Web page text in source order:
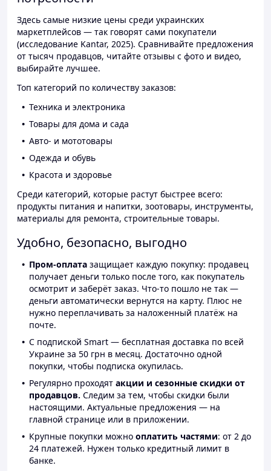
Здесь самые низкие цены среди украинских
маркетплейсов — так говорят сами покупатели
(исследование Kantar, 2025). Сравнивайте предложения
от тысяч продавцов, читайте отзывы с фото и видео,
выбирайте лучшее.
Топ категорий по количеству заказов:
Техника и электроника
Товары для дома и сада
Авто- и мототовары
Одежда и обувь
Красота и здоровье
Среди категорий, которые растут быстрее всего:
продукты питания и напитки, зоотовары, инструменты,
материалы для ремонта, строительные товары.
Удобно, безопасно, выгодно
Пром-оплата защищает каждую покупку: продавец
получает деньги только после того, как покупатель
осмотрит и заберёт заказ. Что-то пошло не так —
деньги автоматически вернутся на карту. Плюс не
нужно переплачивать за наложенный платёж на
почте.
С подпиской Smart — бесплатная доставка по всей
Украине за 50 грн в месяц. Достаточно одной
покупки, чтобы подписка окупилась.
Регулярно проходят акции и сезонные скидки от
продавцов. Следим за тем, чтобы скидки были
настоящими. Актуальные предложения — на
главной странице или в приложении.
Крупные покупки можно оплатить частями: от 2 до
24 платежей. Нужен только кредитный лимит в
банке.